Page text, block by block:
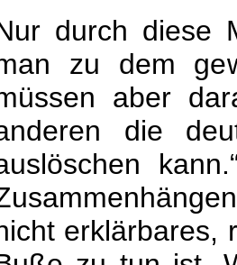
durch diese
zu dem
aber
die
erklärbares,